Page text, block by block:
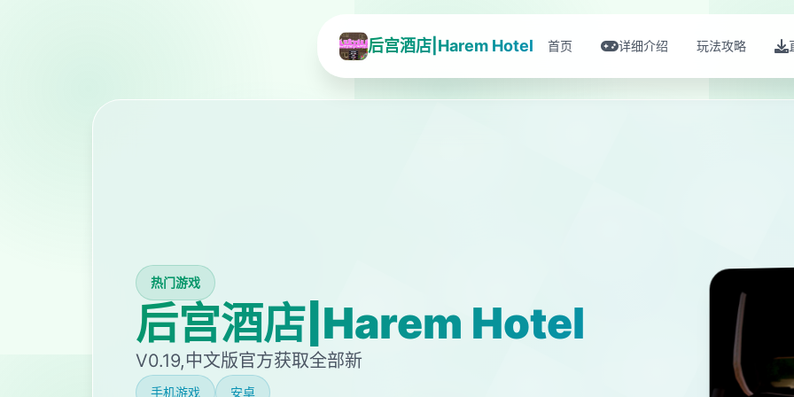
后宫酒店|Harem Hotel 首页 详细介绍 玩法攻略
热门游戏
后宫酒店|Harem Hotel
V0.19,中文版官方获取全部新
手机游戏 安卓